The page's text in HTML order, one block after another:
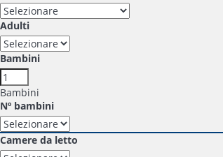
Adulti
Bambini
Bambini
Nº bambini
Camere da letto